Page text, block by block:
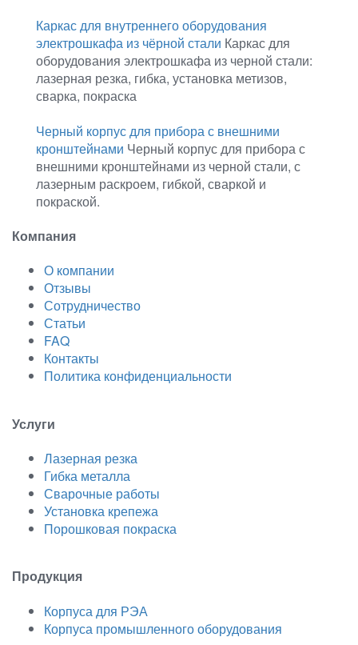
Каркас для внутреннего оборудования
электрошкафа из чёрной стали ️Каркас для
оборудования электрошкафа из черной стали:
лазерная резка, гибка, установка метизов,
сварка, покраска
Черный корпус для прибора с внешними
кронштейнами Черный корпус для прибора с
внешними кронштейнами из черной стали, с
лазерным раскроем, гибкой, сваркой и
покраской.
Компания
О компании
Отзывы
Сотрудничество
Статьи
FAQ
Контакты
Политика конфиденциальности
Услуги
Лазерная резка
Гибка металла
Сварочные работы
Установка крепежа
Порошковая покраска
Продукция
Корпуса для РЭА
Корпуса промышленного оборудования